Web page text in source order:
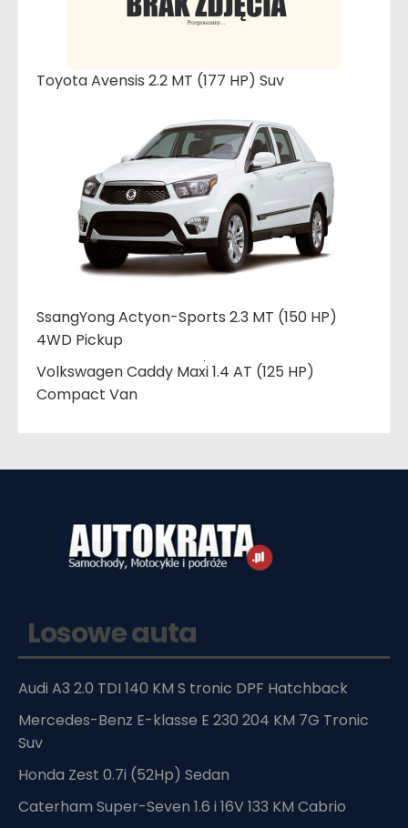
Toyota Avensis 2.2 MT (177 HP) Suv
SsangYong Actyon-Sports 2.3 MT (150 HP)
4WD Pickup
Volkswagen Caddy Maxi 1.4 AT (125 HP)
Compact Van
Losowe auta
Audi A3 2.0 TDI 140 KM S tronic DPF Hatchback
Mercedes-Benz E-klasse E 230 204 KM 7G Tronic
Suv
Honda Zest 0.7i (52Hp) Sedan
Caterham Super-Seven 1.6 i 16V 133 KM Cabrio